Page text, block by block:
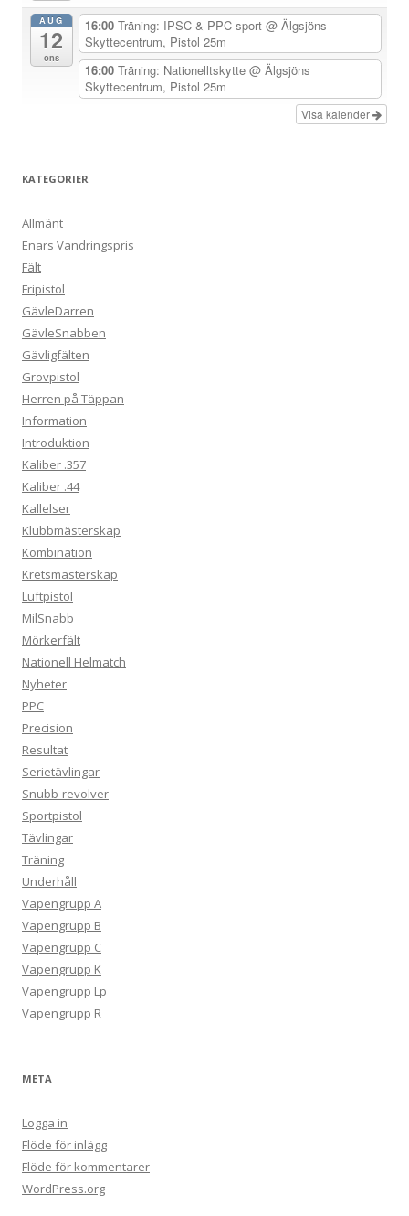
g
AUG
12
ons
16:00 Träning: IPSC & PPC-sport @ Älgsjöns
Skyttecentrum, Pistol 25m
16:00 Träning: Nationelltskytte @ Älgsjöns
Skyttecentrum, Pistol 25m
Visa kalender
KATEGORIER
Allmänt
Enars Vandringspris
Fält
Fripistol
GävleDarren
GävleSnabben
Gävligfälten
Grovpistol
Herren på Täppan
Information
Introduktion
Kaliber .357
Kaliber .44
Kallelser
Klubbmästerskap
Kombination
Kretsmästerskap
Luftpistol
MilSnabb
Mörkerfält
Nationell Helmatch
Nyheter
PPC
Precision
Resultat
Serietävlingar
Snubb-revolver
Sportpistol
Tävlingar
Träning
Underhåll
Vapengrupp A
Vapengrupp B
Vapengrupp C
Vapengrupp K
Vapengrupp Lp
Vapengrupp R
META
Logga in
Flöde för inlägg
Flöde för kommentarer
WordPress.org